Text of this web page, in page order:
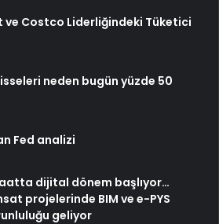
ve Costco Liderliğindeki Tüketici
neden bugün yüzde 50
Fed analizi
dijital dönem başlıyor…
projelerinde BIM ve e-PYS
geliyor